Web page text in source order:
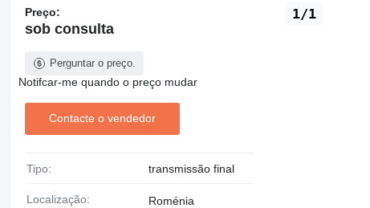
1/1
Preço:
sob consulta
Perguntar o preço.
Notifcar-me quando o preço mudar
Contacte o vendedor
Tipo: transmissão final
Localização: Roménia